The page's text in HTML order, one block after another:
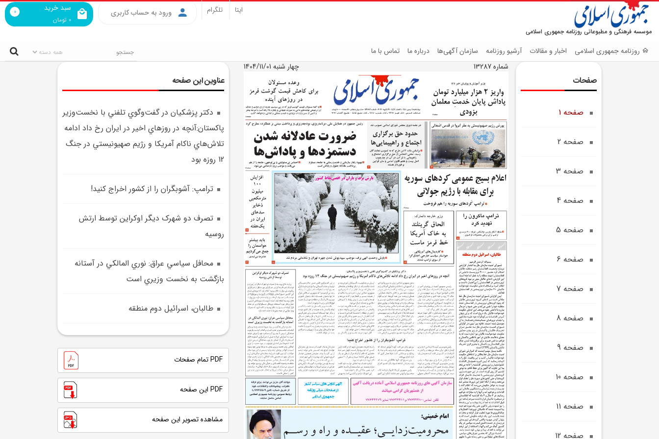
موسسه فرهنگی و مطبوعاتی روزنامه جمهوری اسلامی
سبد خرید
0 تومان
0 ورود به حساب کاربری ایتا تلگرام
روزنامه جمهوری اسلامی اخبار و مقالات آرشیو روزنامه سازمان آگهی‌ها درباره ما تماس با ما
صفحات
صفحه 1
صفحه 2
صفحه 3
صفحه 4
صفحه 5
صفحه 6
صفحه 7
صفحه 8
صفحه 9
صفحه 10
صفحه 11
صفحه 12
شماره 13287 چهار شنبه 1404/11/01
عناوین این صفحه
دکتر پزشکيان در گفت‌وگوي تلفني با نخست‌وزير
پاکستان:آنچه در روزهاي اخير در ايران رخ داد ادامه
تلاش‌هاي ناکام آمريکا و رژيم صهيونيستي در جنگ
12 روزه بود
ترامپ: آشوبگران را از کشور اخراج کنيد!
تصرف دو شهرک ديگر اوکراين توسط ارتش
روسيه
محافل سياسي عراق: نوري المالکي در آستانه
بازگشت به نخست وزيري است
طالبان، اسرائيل دوم منطقه
PDF تمام صفحات
PDF این صفحه
مشاهده تصویر این صفحه